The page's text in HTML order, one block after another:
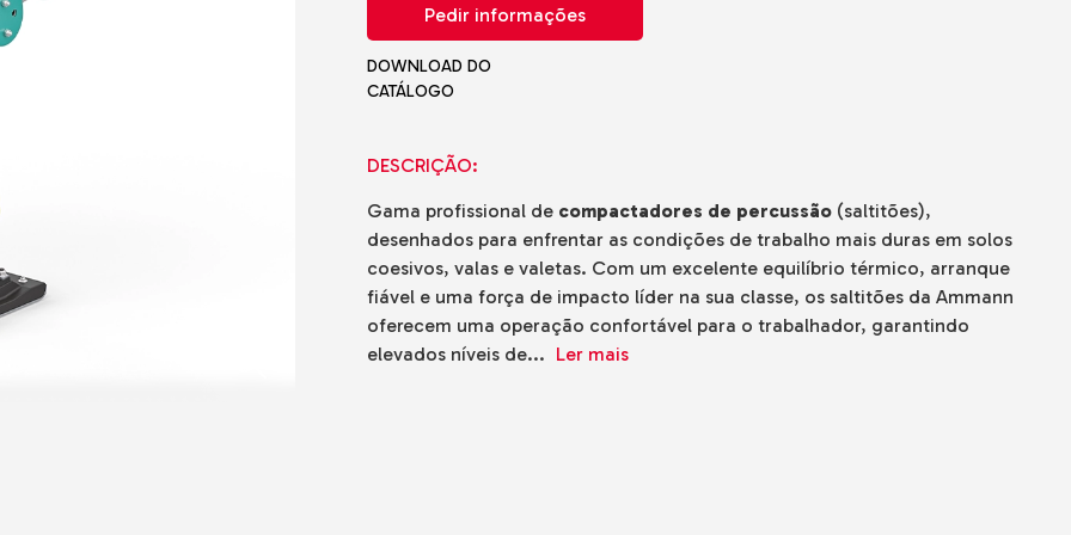
Gama
Solo e
o-Terreno
o Terreno
Pedir informações
DOWNLOAD DO
CATÁLOGO
DESCRIÇÃO:
Gama profissional de compactadores de percussão (saltitões),
desenhados para enfrentar as condições de trabalho mais duras em solos
coesivos, valas e valetas. Com um excelente equilíbrio térmico, arranque
fiável e uma força de impacto líder na sua classe, os saltitões da Ammann
oferecem uma operação confortável para o trabalhador, garantindo
elevados níveis de... Ler mais